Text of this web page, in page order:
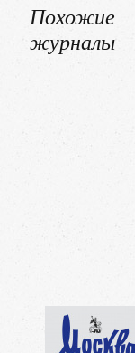
Похожие
журналы